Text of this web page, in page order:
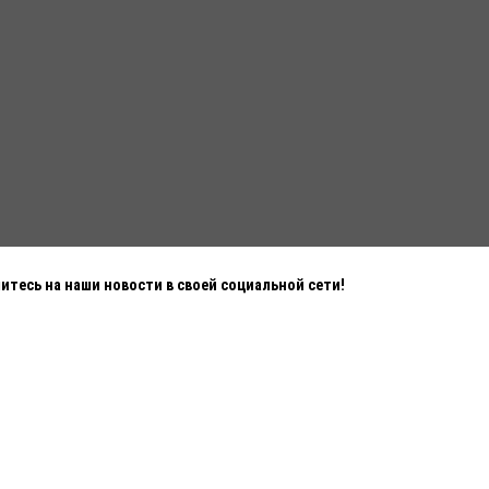
на наши новости в своей социальной сети!